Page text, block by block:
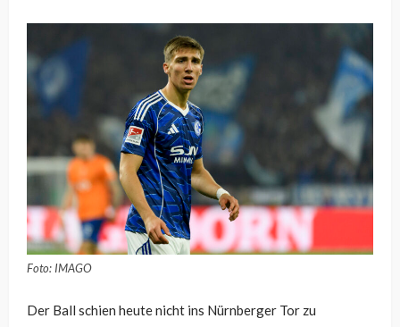
Foto: IMAGO
Der Ball schien heute nicht ins Nürnberger Tor zu